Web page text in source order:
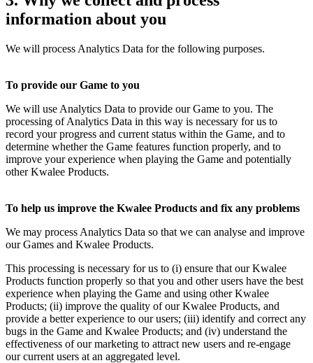
information about you
We will process Analytics Data for the following purposes.
To provide our Game to you
We will use Analytics Data to provide our Game to you. The
processing of Analytics Data in this way is necessary for us to
record your progress and current status within the Game, and to
determine whether the Game features function properly, and to
improve your experience when playing the Game and potentially
other Kwalee Products.
To help us improve the Kwalee Products and fix any problems
We may process Analytics Data so that we can analyse and improve
our Games and Kwalee Products.
This processing is necessary for us to (i) ensure that our Kwalee
Products function properly so that you and other users have the best
experience when playing the Game and using other Kwalee
Products; (ii) improve the quality of our Kwalee Products, and
provide a better experience to our users; (iii) identify and correct any
bugs in the Game and Kwalee Products; and (iv) understand the
effectiveness of our marketing to attract new users and re-engage
our current users at an aggregated level.